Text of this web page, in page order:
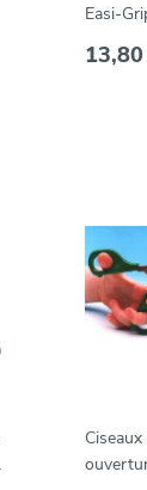
Easi-